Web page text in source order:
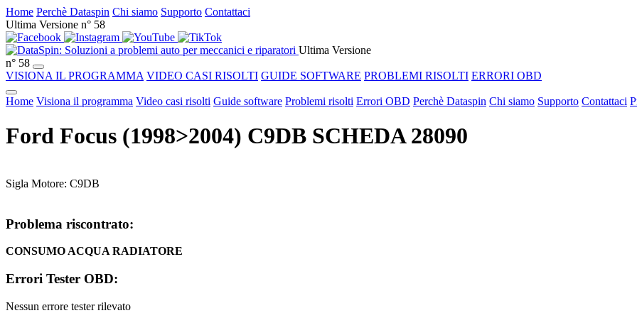
Home Perchè Dataspin Chi siamo Supporto Contattaci
Ultima Versione n° 58
Ultima Versione
n° 58
VISIONA IL PROGRAMMA VIDEO CASI RISOLTI GUIDE SOFTWARE PROBLEMI RISOLTI ERRORI OBD
Home Visiona il programma Video casi risolti Guide software Problemi risolti Errori OBD Perchè Dataspin Chi siamo Supporto Contattaci
Ford Focus (1998>2004) C9DB SCHEDA 28090
Sigla Motore: C9DB
Problema riscontrato:
CONSUMO ACQUA RADIATORE
Errori Tester OBD:
Nessun errore tester rilevato